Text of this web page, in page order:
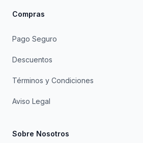
Compras
Pago Seguro
Descuentos
Términos y Condiciones
Aviso Legal
Sobre Nosotros